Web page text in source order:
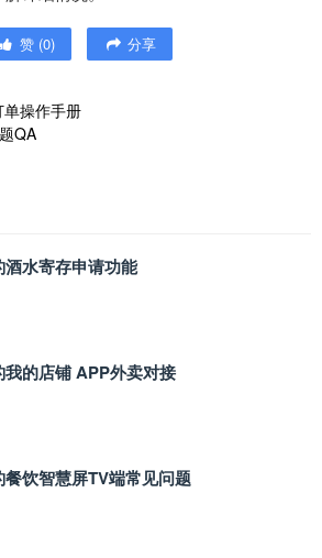
赞 (0) 分享
操作手册
QA
酒水寄存申请功能
我的店铺 APP外卖对接
餐饮智慧屏TV端常见问题